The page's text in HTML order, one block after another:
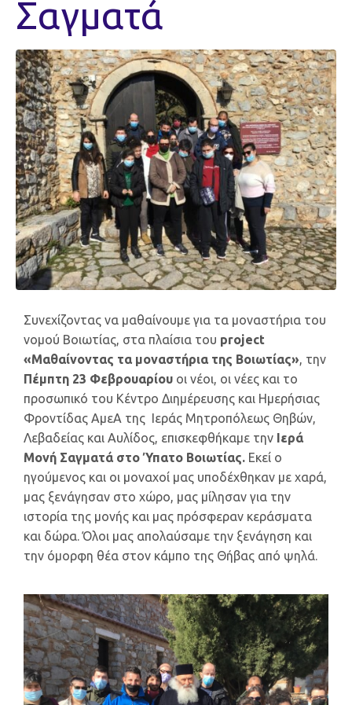
Σαγματά
Συνεχίζοντας να μαθαίνουμε για τα μοναστήρια του
νομού Βοιωτίας, στα πλαίσια του project
«Μαθαίνοντας τα μοναστήρια της Βοιωτίας», την
Πέμπτη 23 Φεβρουαρίου οι νέοι, οι νέες και το
προσωπικό του Κέντρο Διημέρευσης και Ημερήσιας
Φροντίδας ΑμεΑ της Ιεράς Μητροπόλεως Θηβών,
Λεβαδείας και Αυλίδος, επισκεφθήκαμε την Ιερά
Μονή Σαγματά στο Ύπατο Βοιωτίας. Εκεί ο
ηγούμενος και οι μοναχοί μας υποδέχθηκαν με χαρά,
μας ξενάγησαν στο χώρο, μας μίλησαν για την
ιστορία της μονής και μας πρόσφεραν κεράσματα
και δώρα. Όλοι μας απολαύσαμε την ξενάγηση και
την όμορφη θέα στον κάμπο της Θήβας από ψηλά.